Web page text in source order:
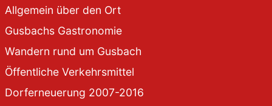
Allgemein über den Ort
Gusbachs Gastronomie
Wandern rund um Gusbach
Öffentliche Verkehrsmittel
Dorferneuerung 2007-2016